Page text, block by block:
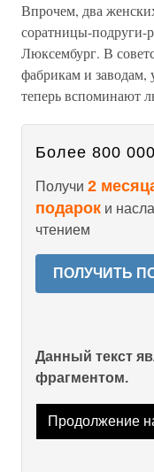
Впрочем, два
соратницы-подруги-
Люксембург. В
фабрикам и
теперь вспоминают
Более 800
Получи 2
подарок и
чтением
ПОЛУЧИТЬ
Данный текст
фрагментом.
Продолжение